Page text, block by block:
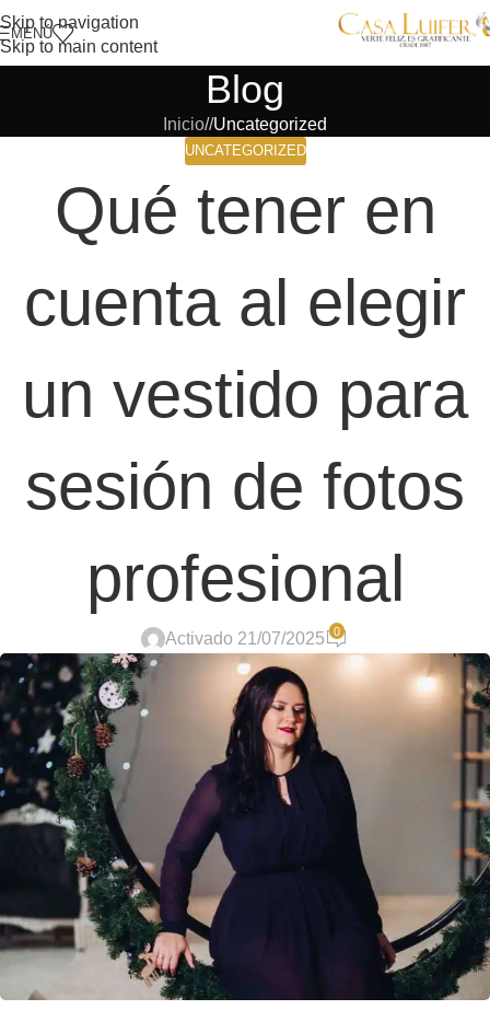
Skip to navigation
Skip to main content
MENÚ
Blog
Inicio/ Uncategorized
UNCATEGORIZED
Qué tener en
cuenta al elegir
un vestido para
sesión de fotos
profesional
Activado 21/07/2025 0